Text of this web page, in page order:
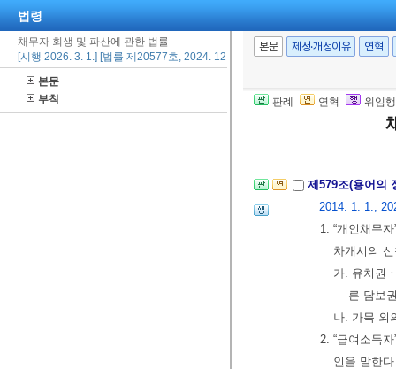
법령
채무자 회생 및 파산에 관한 법률
[시행 2026. 3. 1.] [법률 제20577호, 2024. 12. 20., 일부개정]
본문
부칙
본문 제정·개정이유 연혁
판례 연혁 위임
다. 이 경우 수
제4편 개인회
제579조(용어의
2014. 1. 1.,
1. “개인채무
차개시의
가. 유치권
른 담보
나. 가목 외
2. “급여소득
인을 말한